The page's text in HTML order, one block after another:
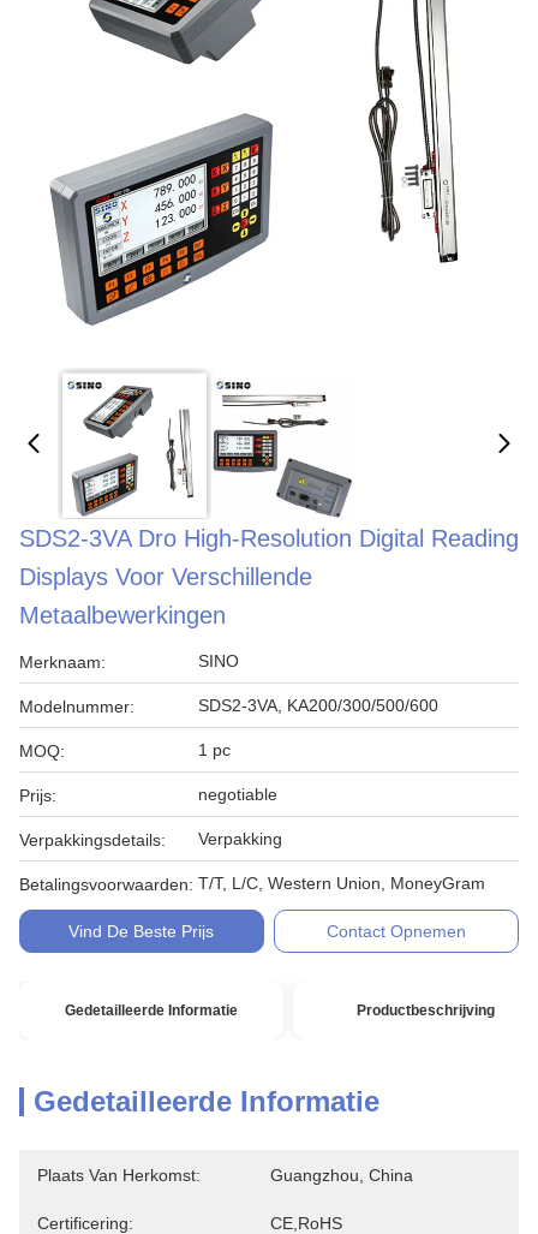
SDS2-3VA Dro High-Resolution Digital Reading
Displays Voor Verschillende
Metaalbewerkingen
Merknaam: SINO
Modelnummer: SDS2-3VA, KA200/300/500/600
MOQ: 1 pc
Prijs: negotiable
Verpakkingsdetails: Verpakking
Betalingsvoorwaarden: T/T, L/C, Western Union, MoneyGram
Vind De Beste Prijs Contact Opnemen
Gedetailleerde Informatie Productbeschrijving
Gedetailleerde Informatie
Plaats Van Herkomst: Guangzhou, China
Certificering: CE,RoHS